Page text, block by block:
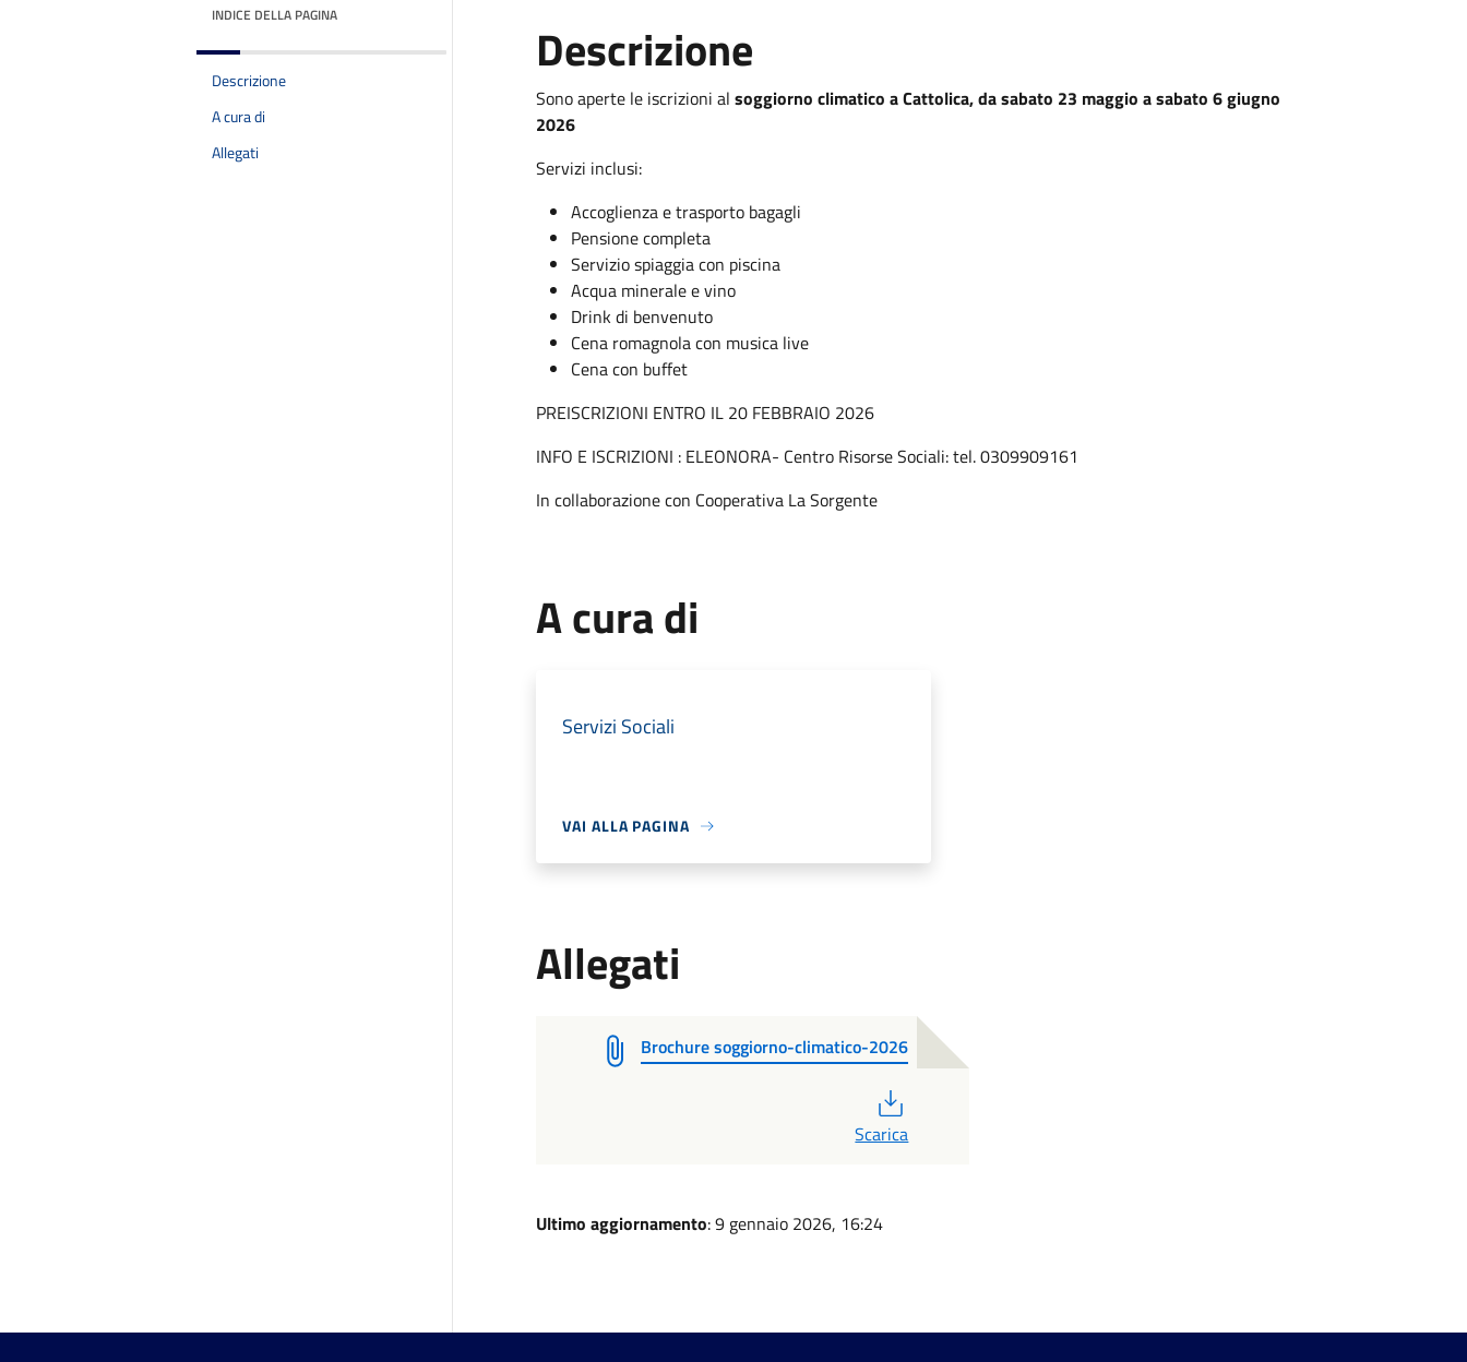
INDICE DELLA PAGINA
Descrizione
A cura di
Allegati
Descrizione
Sono aperte le iscrizioni alsoggiorno climatico a Cattolica, da sabato 23 maggio a sabato 6 giugno
2026
Servizi inclusi:
Accoglienza e trasporto bagagli
Pensione completa
Servizio spiaggia con piscina
Acqua minerale e vino
Drink di benvenuto
Cena romagnola con musica live
Cena con buffet
PREISCRIZIONI ENTRO IL 20 FEBBRAIO 2026
INFO E ISCRIZIONI : ELEONORA- Centro Risorse Sociali: tel. 0309909161
In collaborazione con Cooperativa La Sorgente
A cura di
Servizi Sociali
VAI ALLA PAGINA
Allegati
Brochure soggiorno-climatico-2026
Scarica
Ultimo aggiornamento: 9 gennaio 2026, 16:24